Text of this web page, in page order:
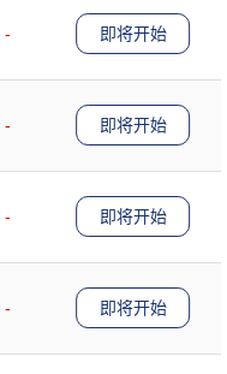
-
即将开始
-
即将开始
-
即将开始
-
即将开始